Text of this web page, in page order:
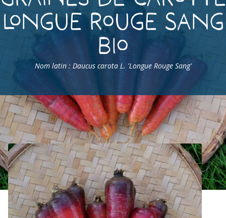
Longue Rouge Sang
Bio
Nom latin : Daucus carota L. 'Longue Rouge Sang'
Accueil > Produits > Graines Légumes > Carottes
>
Carotte Longue Rouge Sang Bio